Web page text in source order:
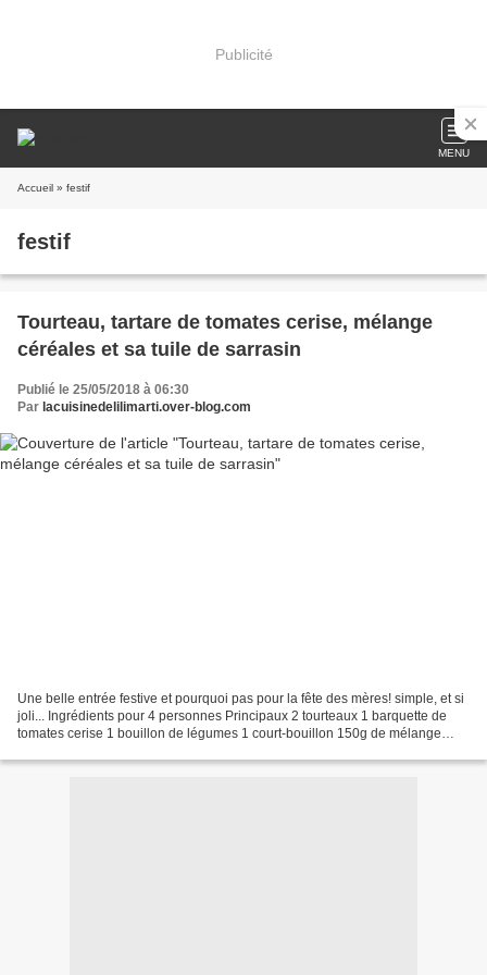
Publicité
MENU
Accueil » festif
festif
Tourteau, tartare de tomates cerise, mélange
céréales et sa tuile de sarrasin
Publié le 25/05/2018 à 06:30
Par lacuisinedelilimarti.over-blog.com
Une belle entrée festive et pourquoi pas pour la fête des mères! simple, et si
joli... Ingrédients pour 4 personnes Principaux 2 tourteaux 1 barquette de
tomates cerise 1 bouillon de légumes 1 court-bouillon 150g de mélange